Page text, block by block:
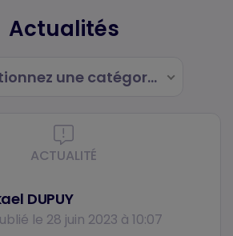
Actualités
Sélectionnez une catégorie
ACTUALITÉ
DUPUY
le 28 juin 2023 à 10:07